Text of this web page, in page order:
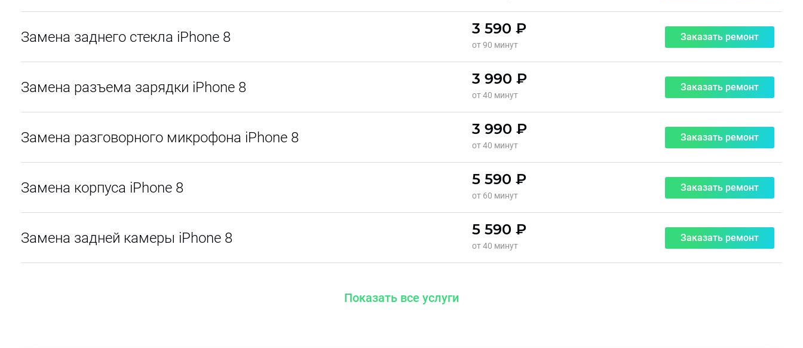
Замена заднего стекла iPhone 8 3 590 ₽
от 90 минут
Заказать ремонт
Замена разъема зарядки iPhone 8 3 990 ₽
от 40 минут
Заказать ремонт
Замена разговорного микрофона iPhone 8 3 990 ₽
от 40 минут
Заказать ремонт
Замена корпуса iPhone 8 5 590 ₽
от 60 минут
Заказать ремонт
Замена задней камеры iPhone 8 5 590 ₽
от 40 минут
Заказать ремонт
Показать все услуги